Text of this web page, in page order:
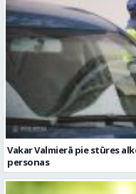
Vakar Valmierā pie stūres
personas